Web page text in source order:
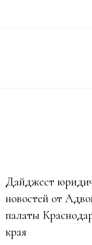
Дайджест
новостей от
палаты
края